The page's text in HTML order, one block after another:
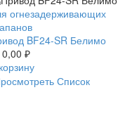
огнезадерживающих
BF24-SR Белимо
0,00 ₽
Список